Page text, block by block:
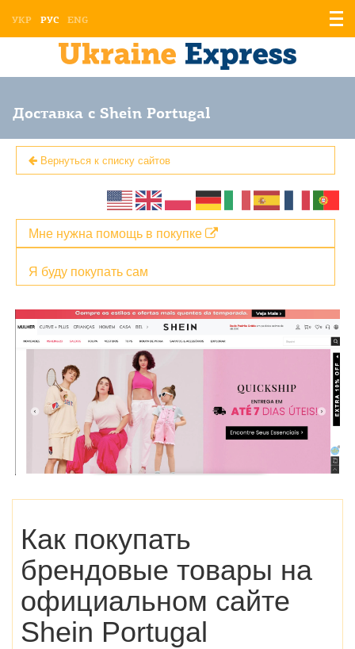
УКР РУС ENG
Доставка с Shein Portugal
Вернуться к списку сайтов
Я буду покупать сам
Мне нужна помощь в покупке
Как покупать
брендовые товары на
официальном сайте
Shein Portugal